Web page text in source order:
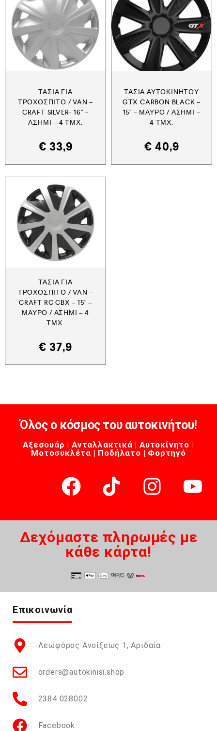
ΤΆΣΙΑ ΓΙΑ
ΤΡΟΧΌΣΠΙΤΟ / VAN –
CRAFT SILVER- 16" –
ΑΣΗΜΊ – 4 ΤΜΧ.
€ 33,9
ΤΆΣΙΑ ΑΥΤΟΚΙΝΉΤΟΥ
GTX CARBON BLACK –
15" – ΜΑΎΡΟ / ΑΣΗΜΊ –
4 ΤΜΧ.
€ 40,9
ΤΆΣΙΑ ΓΙΑ
ΤΡΟΧΌΣΠΙΤΟ / VAN –
CRAFT RC CBX – 15" –
ΜΑΎΡΟ / ΑΣΗΜΊ – 4
ΤΜΧ.
€ 37,9
Όλος ο κόσμος του αυτοκινήτου!
Αξεσουάρ | Ανταλλακτικά | Αυτοκίνητο |
Μοτοσυκλέτα | Ποδήλατο | Φορτηγό
Δεχόμαστε πληρωμές με
κάθε κάρτα!
Επικοινωνία
Λεωφόρος Ανοίξεως 1, Αριδαία
orders@autokinisi.shop
2384 028002
Facebook